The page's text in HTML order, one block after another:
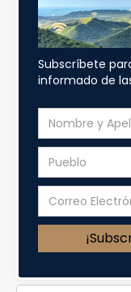
Si usted tiene
contactar a
Banda Ancha
Subscríbete
informado de